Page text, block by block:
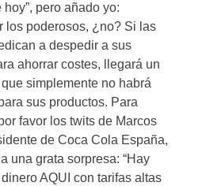
pero añado yo:
los poderosos, ¿no? Si las
a despedir a sus
ahorrar costes, llegará un
simplemente no habrá
sus productos. Para
favor los twits de Marcos
de Coca Cola España,
una grata sorpresa: “Hay
AQUI con tarifas altas